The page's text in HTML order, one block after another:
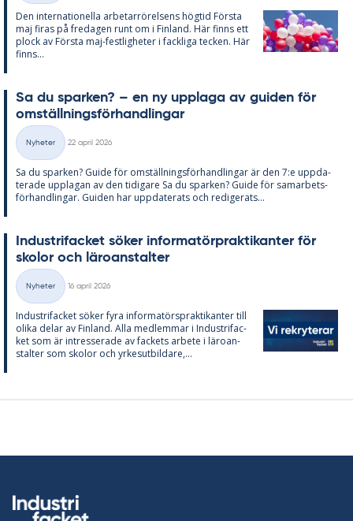
Den in­ter­na­tio­nel­la ar­be­tar­rö­rel­sens hög­tid Förs­ta
maj fi­ras på fre­da­gen runt om i Fin­land. Här fin­ns ett
plock av Förs­ta maj-fest­lig­he­ter i fack­li­ga tec­ken. Här
fin­ns...
Sa du spar­ken? – en ny upp­laga av gui­den för
om­ställ­nings­för­hand­ling­ar
Kategorier
Nyheter
22 april 2026
Sa du spar­ken? Guide för om­ställ­nings­för­hand­ling­ar är den 7:e upp­da­
te­ra­de upp­la­gan av den ti­di­ga­re Sa du spar­ken? Guide för sam­ar­bets­
för­hand­ling­ar. Gui­den har upp­da­te­ra­ts och re­di­ge­ra­ts...
In­du­stri­fac­ket sö­ker in­for­ma­törprak­ti­kan­ter för
sko­lor och läro­an­stal­ter
Kategorier
Nyheter
16 april 2026
In­du­stri­fac­ket sö­ker fyra in­for­ma­tör­sprak­ti­kan­ter till
oli­ka de­lar av Fin­land. Alla med­lem­mar i In­du­stri­fac­
ket som är in­tres­se­ra­de av fac­kets ar­bete i läro­an­
stal­ter som sko­lor och yr­kes­ut­bil­da­re,...